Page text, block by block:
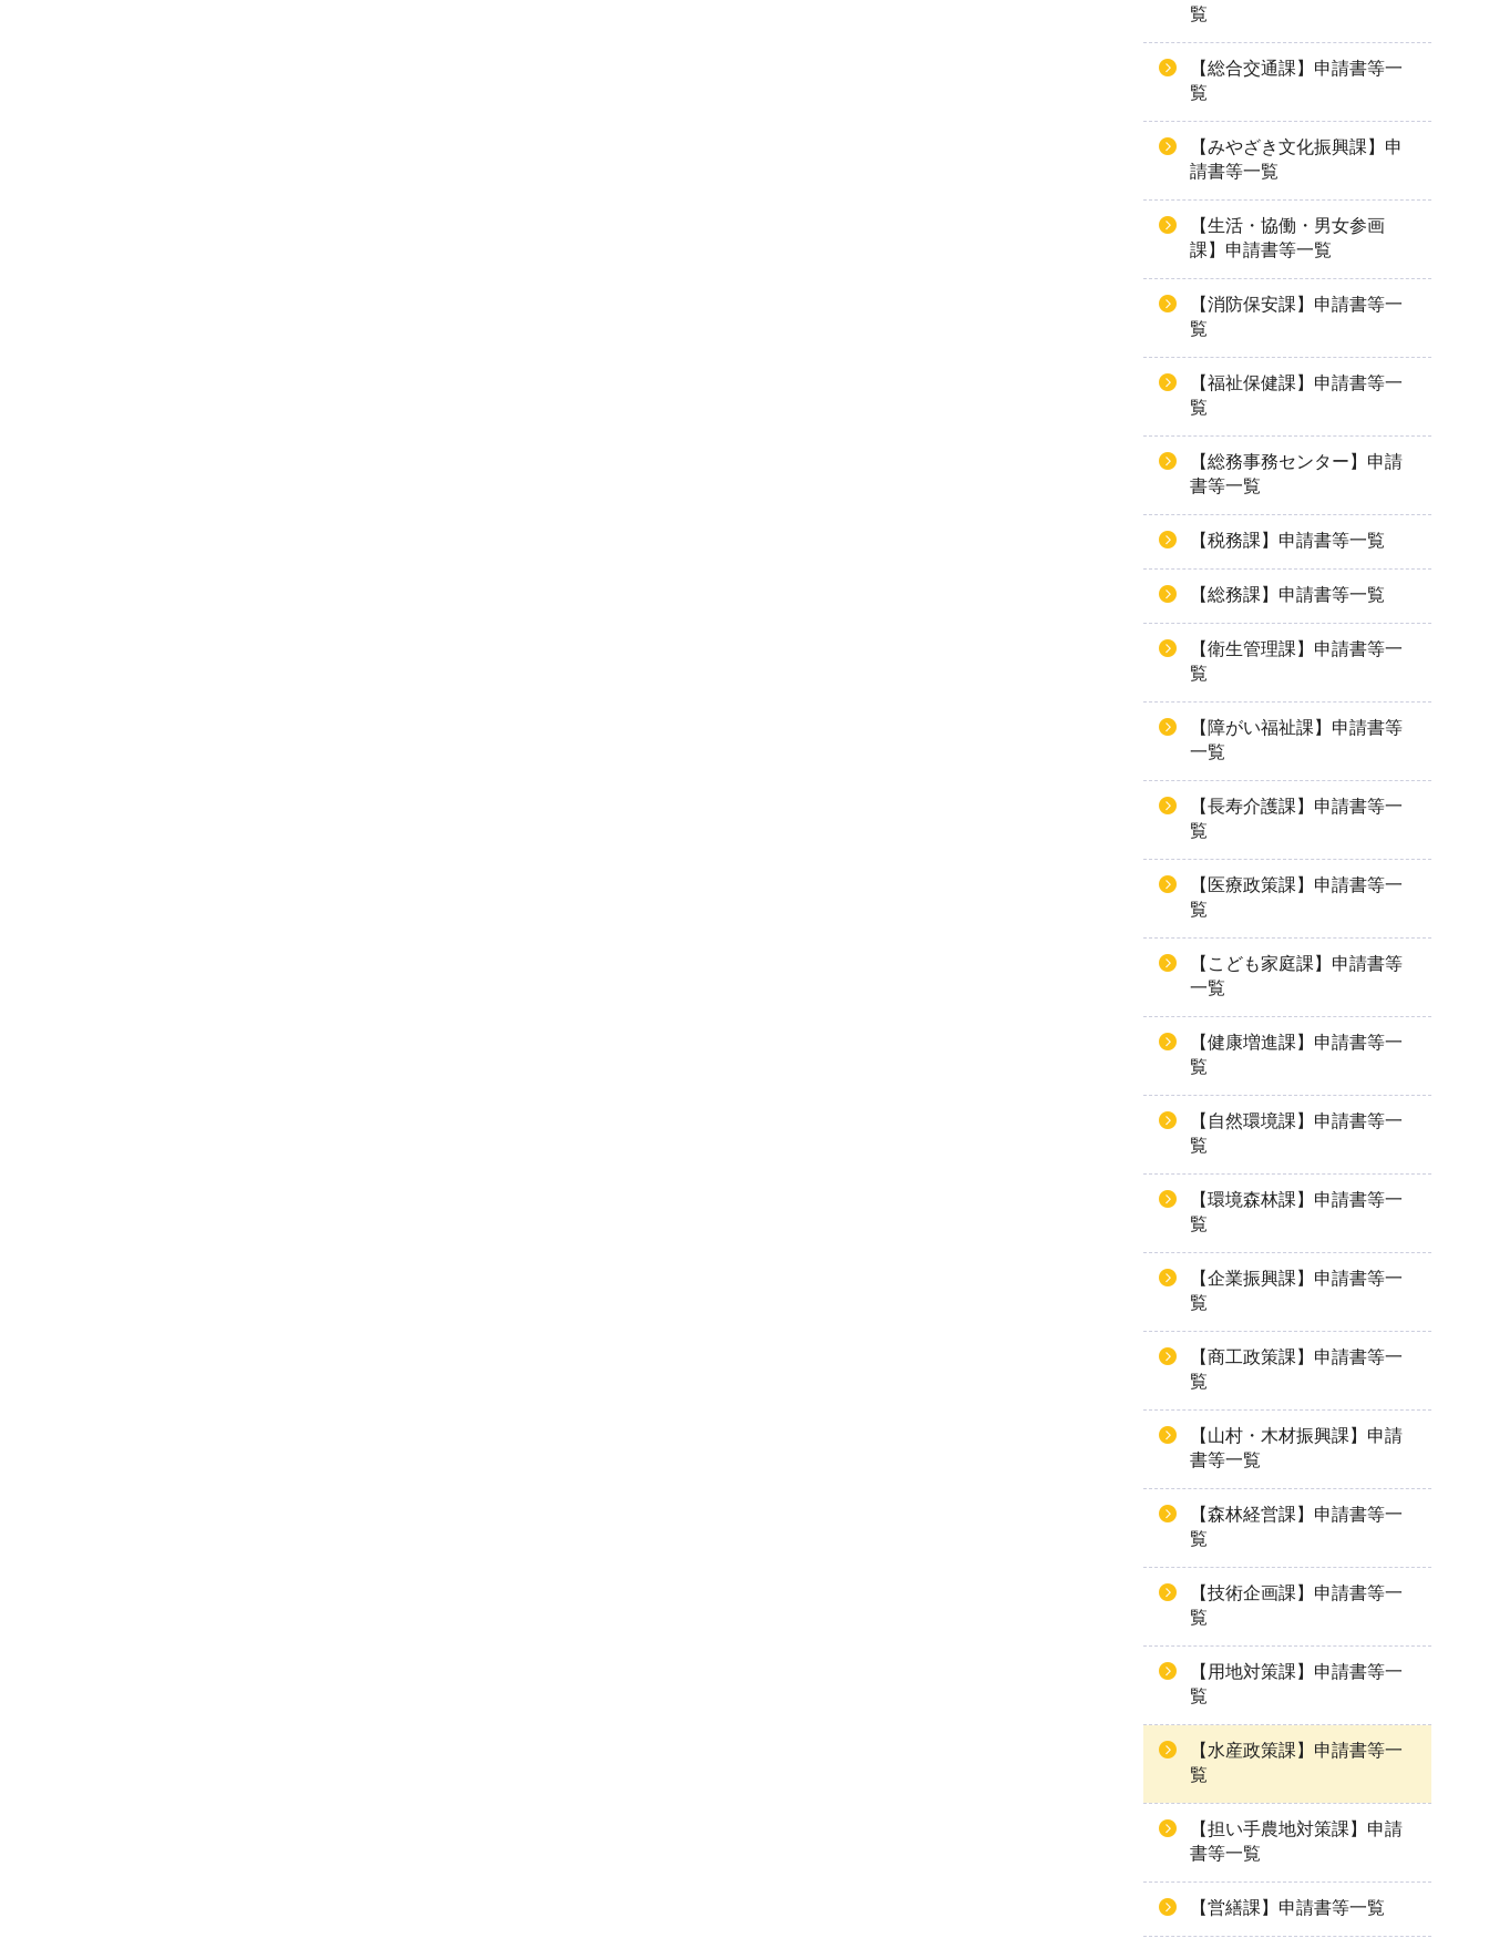
覧
【総合交通課】申請書等一
覧
【みやざき文化振興課】申
請書等一覧
【生活・協働・男女参画
課】申請書等一覧
【消防保安課】申請書等一
覧
【福祉保健課】申請書等一
覧
【総務事務センター】申請
書等一覧
【税務課】申請書等一覧
【総務課】申請書等一覧
【衛生管理課】申請書等一
覧
【障がい福祉課】申請書等
一覧
【長寿介護課】申請書等一
覧
【医療政策課】申請書等一
覧
【こども家庭課】申請書等
一覧
【健康増進課】申請書等一
覧
【自然環境課】申請書等一
覧
【環境森林課】申請書等一
覧
【企業振興課】申請書等一
覧
【商工政策課】申請書等一
覧
【山村・木材振興課】申請
書等一覧
【森林経営課】申請書等一
覧
【技術企画課】申請書等一
覧
【用地対策課】申請書等一
覧
【水産政策課】申請書等一
覧
【担い手農地対策課】申請
書等一覧
【営繕課】申請書等一覧